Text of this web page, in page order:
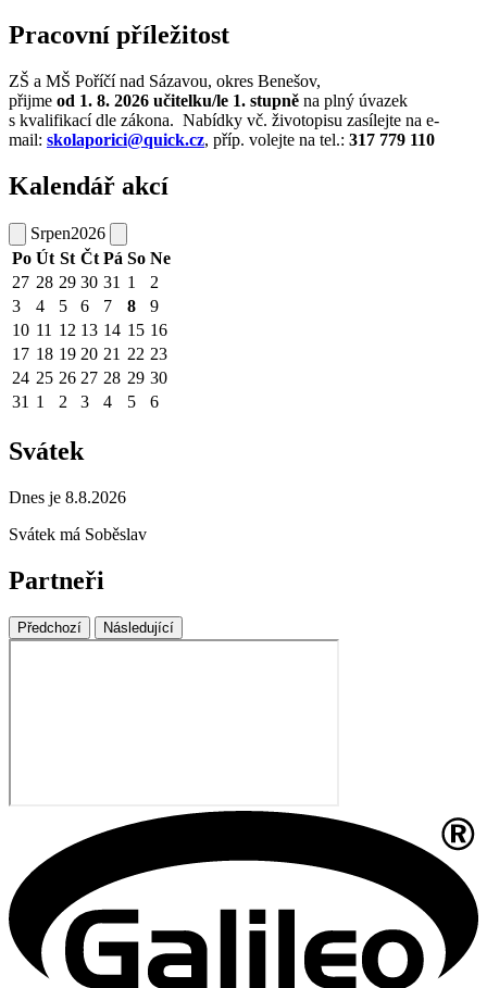
Pracovní příležitost
ZŠ a MŠ Poříčí nad Sázavou, okres Benešov,
přijme od 1. 8. 2026 učitelku/le 1. stupně na plný úvazek
s kvalifikací dle zákona. Nabídky vč. životopisu zasílejte na e-
mail: skolaporici@quick.cz, příp. volejte na tel.: 317 779 110
Kalendář akcí
Srpen2026
Po Út St Čt Pá So Ne
27 28 29 30 31 1
2
3
4 5 6 7 8
9
10 11 12 13 14 15 16
17 18 19 20 21 22 23
24 25 26 27 28 29 30
31 1 2 3 4 5 6
Svátek
Dnes je 8.8.2026
Svátek má Soběslav
Partneři
Předchozí Následující